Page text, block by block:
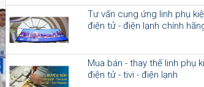
Tư vấn cung ứng linh phụ
điện tử - điện lạnh chính
Mua bán - thay thế linh phụ
điện tử - tivi - điện lạnh